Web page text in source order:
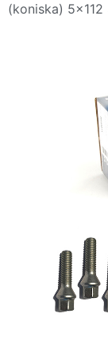
(koniska) 5×112